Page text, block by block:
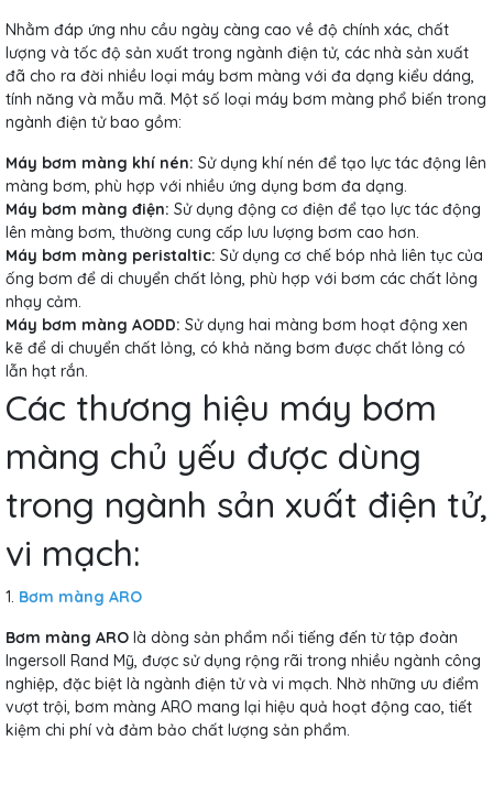
Nhằm đáp ứng nhu cầu ngày càng cao về độ chính xác, chất
lượng và tốc độ sản xuất trong ngành điện tử, các nhà sản xuất
đã cho ra đời nhiều loại máy bơm màng với đa dạng kiểu dáng,
tính năng và mẫu mã. Một số loại máy bơm màng phổ biến trong
ngành điện tử bao gồm:
Máy bơm màng khí nén: Sử dụng khí nén để tạo lực tác động lên
màng bơm, phù hợp với nhiều ứng dụng bơm đa dạng.
Máy bơm màng điện: Sử dụng động cơ điện để tạo lực tác động
lên màng bơm, thường cung cấp lưu lượng bơm cao hơn.
Máy bơm màng peristaltic: Sử dụng cơ chế bóp nhả liên tục của
ống bơm để di chuyển chất lỏng, phù hợp với bơm các chất lỏng
nhạy cảm.
Máy bơm màng AODD: Sử dụng hai màng bơm hoạt động xen
kẽ để di chuyển chất lỏng, có khả năng bơm được chất lỏng có
lẫn hạt rắn.
Các thương hiệu máy bơm
màng chủ yếu được dùng
trong ngành sản xuất điện tử,
vi mạch:
1. Bơm màng ARO
Bơm màng ARO là dòng sản phẩm nổi tiếng đến từ tập đoàn
Ingersoll Rand Mỹ, được sử dụng rộng rãi trong nhiều ngành công
nghiệp, đặc biệt là ngành điện tử và vi mạch. Nhờ những ưu điểm
vượt trội, bơm màng ARO mang lại hiệu quả hoạt động cao, tiết
kiệm chi phí và đảm bảo chất lượng sản phẩm.